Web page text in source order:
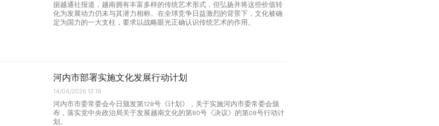
据越通社报道，越南拥有丰富多样的传统艺术形式，但弘扬并将这些价值转
化为发展动力仍未与其潜力相称。在全球竞争日益激烈的背景下，文化被确
定为国力的一大支柱，要求以战略眼光正确认识传统艺术的作用。
河内市部署实施文化发展行动计划
14/04/2026 13:18
河内市市委常委会今日颁发第128号《计划》，关于实施河内市委常委会颁
布，落实党中央政治局关于发展越南文化的第80号《决议》的第08号行动计
划。